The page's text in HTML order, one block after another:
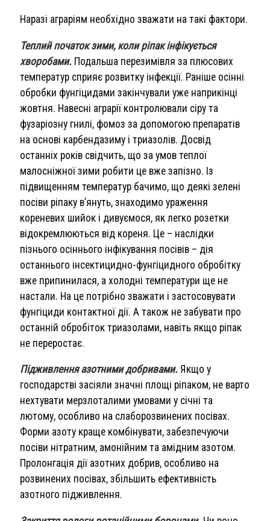
Наразі аграріям необхідно зважати на такі фактори.
Теплий початок зими, коли ріпак інфікується
хворобами. Подальша перезимівля за плюсових
температур сприяє розвитку інфекції. Раніше осінні
обробки фунгіцидами закінчували уже наприкінці
жовтня. Навесні аграрії контролювали сіру та
фузаріозну гнилі, фомоз за допомогою препаратів
на основі карбендазиму і триазолів. Досвід
останніх років свідчить, що за умов теплої
малосніжної зими робити це вже запізно. Із
підвищенням температур бачимо, що деякі зелені
посіви ріпаку в’януть, знаходимо ураження
кореневих шийок і дивуємося, як легко розетки
відокремлюються від кореня. Це – наслідки
пізнього осіннього інфікування посівів – дія
останнього інсектицидно-фунгіцидного обробітку
вже припинилася, а холодні температури ще не
настали. На це потрібно зважати і застосовувати
фунгіциди контактної дії. А також не забувати про
останній обробіток триазолами, навіть якщо ріпак
не переростає.
Підживлення азотними добривами. Якщо у
господарстві засіяли значні площі ріпаком, не варто
нехтувати мерзлоталими умовами у січні та
лютому, особливо на слаборозвинених посівах.
Форми азоту краще комбінувати, забезпечуючи
посіви нітратним, амонійним та амідним азотом.
Пролонгація дії азотних добрив, особливо на
розвинених посівах, збільшить ефективність
азотного підживлення.